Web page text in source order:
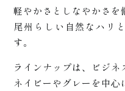
軽やかさとしなやかさを
尾州らしい自然なハリ
す。
ラインナップは、ビジネ
ネイビーやグレーを中心